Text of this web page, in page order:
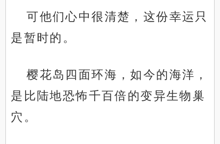
可他们心中很清楚，这份幸运只
是暂时的。
樱花岛四面环海，如今的海洋，
是比陆地恐怖千百倍的变异生物巢
穴。